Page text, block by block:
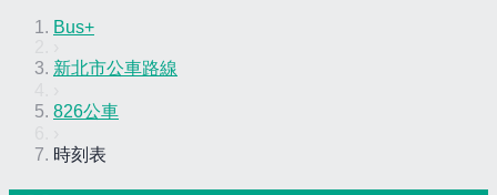
Bus+
新北市公車路線
826公車
時刻表